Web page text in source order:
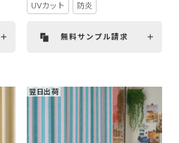
UVカット 防炎
無料サンプル請求
翌日出荷